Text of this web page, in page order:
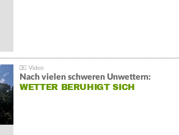
Nach vielen schweren Unwettern:
WETTER BERUHIGT SICH